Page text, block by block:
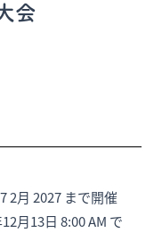
会
2月 2027 まで開催
月13日 8:00 AM で